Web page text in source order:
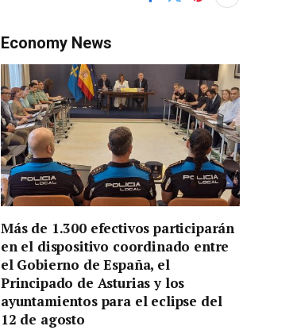
Economy News
Más de 1.300 efectivos participarán
en el dispositivo coordinado entre
el Gobierno de España, el
Principado de Asturias y los
ayuntamientos para el eclipse del
12 de agosto